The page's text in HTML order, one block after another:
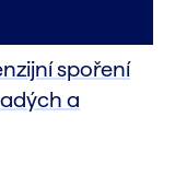
spoření
a